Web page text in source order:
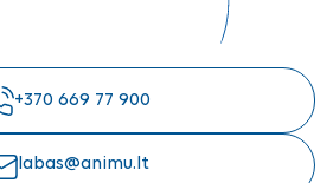
+370 669 77 900
labas@animu.lt